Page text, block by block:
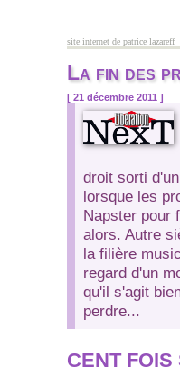
site internet de patrice lazareff
vous êtes ici
La fin des
[ 21 décembre 2011 ]
droit sorti
lorsque les
Napster pour
alors. Autre
la filière
regard d'un
qu'il s'agit
perdre...
CENT FOIS